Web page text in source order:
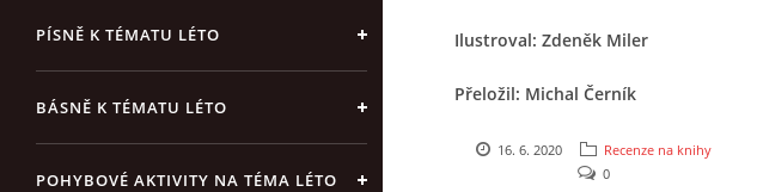
PÍSNĚ K TÉMATU LÉTO
BÁSNĚ K TÉMATU LÉTO
POHYBOVÉ AKTIVITY NA TÉMA LÉTO
Ilustroval: Zdeněk Miler
Přeložil: Michal Černík
Vydal: Knižní klub
16. 6. 2020
Recenze na knihy
0